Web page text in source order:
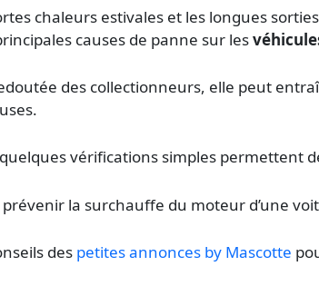
chaleurs estivales et les longues
causes de panne sur les
des collectionneurs, elle peut
vérifications simples permettent
la surchauffe du moteur d’une
des petites annonces by Mascotte